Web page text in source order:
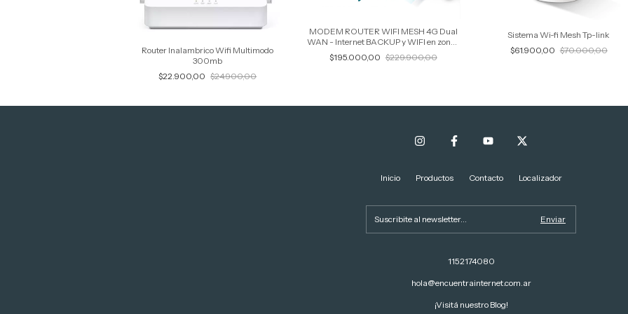
Router Inalambrico Wifi Multimodo
300mb
$22.900,00 $24.900,00
MODEM ROUTER WIFI MESH 4G Dual
WAN - Internet BACKUP y WIFI en zonas
sin acceso a Internet
$195.000,00 $229.900,00
Sistema Wi-fi Mesh Tp-link
$61.900,00 $70.000,00
Inicio Productos Contacto Localizador
1152174080
hola@encuentrainternet.com.ar
¡Visitá nuestro Blog!